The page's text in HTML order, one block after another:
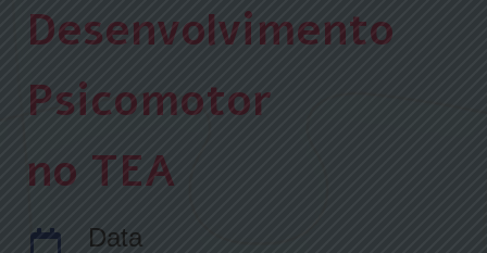
Desenvolvimento
Psicomotor
no TEA
Data